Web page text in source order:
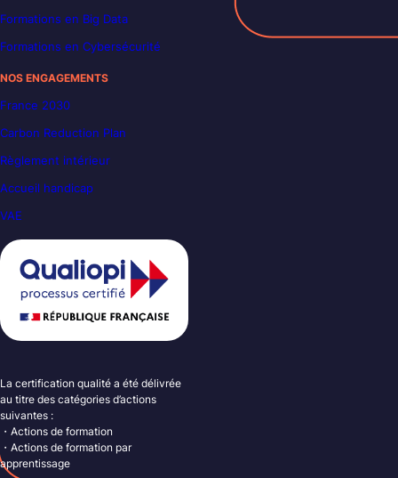
Formations en Big Data
Formations en Cybersécurité
NOS ENGAGEMENTS
France 2030
Carbon Reduction Plan
Règlement intérieur
Accueil handicap
VAE
La certification qualité a été délivrée
au titre des catégories d’actions
suivantes :
・Actions de formation
・Actions de formation par
apprentissage